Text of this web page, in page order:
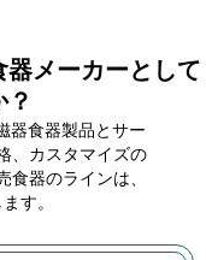
メーカーとして
器食器製品とサー
、カスタマイズの
器のラインは、
す。